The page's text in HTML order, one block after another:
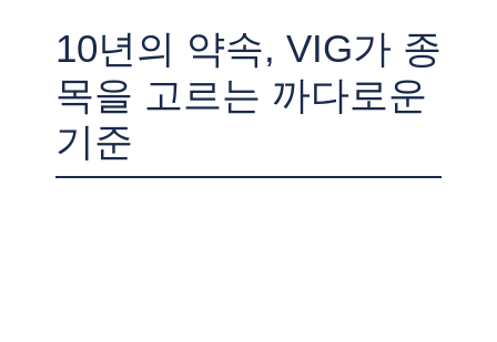
10년의 약속, VIG가 종
목을 고르는 까다로운
기준